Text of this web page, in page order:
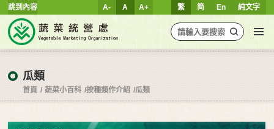
跳到內容 繁 简 En 純文字
A- A A+
瓜類
首頁 蔬菜小百科 按種類作介紹 瓜類